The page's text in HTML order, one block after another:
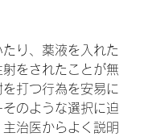
り、薬液を入れた
射をされたことが無
打つ行為を安易に
のような選択に迫
治医からよく説明